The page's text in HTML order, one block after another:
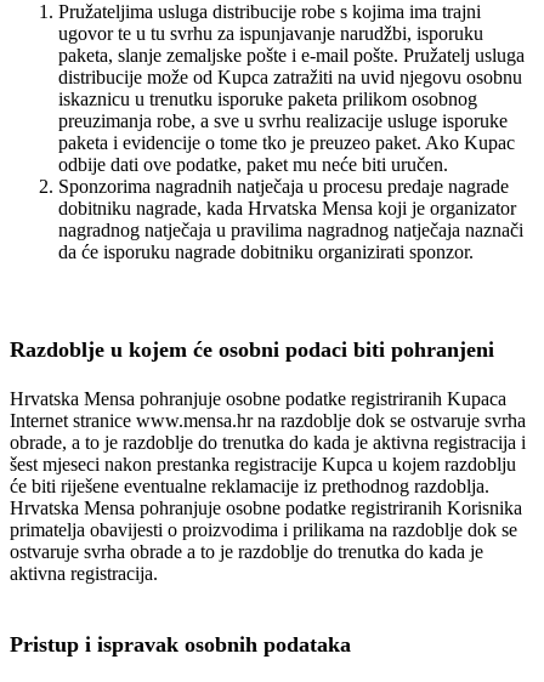
Pružateljima usluga distribucije robe s kojima ima trajni
ugovor te u tu svrhu za ispunjavanje narudžbi, isporuku
paketa, slanje zemaljske pošte i e-mail pošte. Pružatelj usluga
distribucije može od Kupca zatražiti na uvid njegovu osobnu
iskaznicu u trenutku isporuke paketa prilikom osobnog
preuzimanja robe, a sve u svrhu realizacije usluge isporuke
paketa i evidencije o tome tko je preuzeo paket. Ako Kupac
odbije dati ove podatke, paket mu neće biti uručen.
Sponzorima nagradnih natječaja u procesu predaje nagrade
dobitniku nagrade, kada Hrvatska Mensa koji je organizator
nagradnog natječaja u pravilima nagradnog natječaja naznači
da će isporuku nagrade dobitniku organizirati sponzor.
Razdoblje u kojem će osobni podaci biti pohranjeni
Hrvatska Mensa pohranjuje osobne podatke registriranih Kupaca
Internet stranice www.mensa.hr na razdoblje dok se ostvaruje svrha
obrade, a to je razdoblje do trenutka do kada je aktivna registracija i
šest mjeseci nakon prestanka registracije Kupca u kojem razdoblju
će biti riješene eventualne reklamacije iz prethodnog razdoblja.
Hrvatska Mensa pohranjuje osobne podatke registriranih Korisnika
primatelja obavijesti o proizvodima i prilikama na razdoblje dok se
ostvaruje svrha obrade a to je razdoblje do trenutka do kada je
aktivna registracija.
Pristup i ispravak osobnih podataka